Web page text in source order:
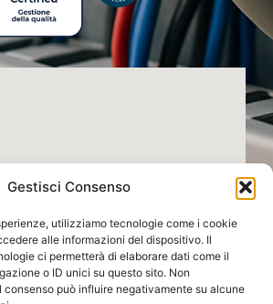
Gestisci Consenso
utilizziamo tecnologie come i cookie
alle informazioni del dispositivo. Il
ci permetterà di elaborare dati come il
o ID unici su questo sito. Non
può influire negativamente su alcune